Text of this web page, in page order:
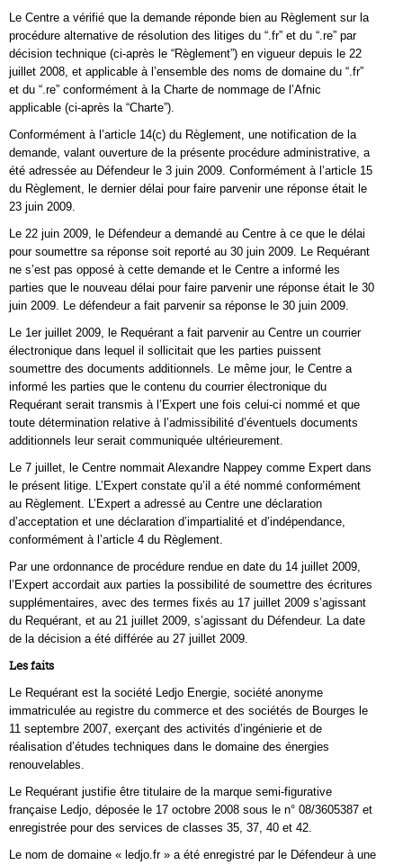
Le Centre a vérifié que la demande réponde bien au Règlement sur la
procédure alternative de résolution des litiges du “.fr” et du “.re” par
décision technique (ci-après le “Règlement”) en vigueur depuis le 22
juillet 2008, et applicable à l’ensemble des noms de domaine du “.fr”
et du “.re” conformément à la Charte de nommage de l’Afnic
applicable (ci-après la “Charte”).
Conformément à l’article 14(c) du Règlement, une notification de la
demande, valant ouverture de la présente procédure administrative, a
été adressée au Défendeur le 3 juin 2009. Conformément à l’article 15
du Règlement, le dernier délai pour faire parvenir une réponse était le
23 juin 2009.
Le 22 juin 2009, le Défendeur a demandé au Centre à ce que le délai
pour soumettre sa réponse soit reporté au 30 juin 2009. Le Requérant
ne s’est pas opposé à cette demande et le Centre a informé les
parties que le nouveau délai pour faire parvenir une réponse était le 30
juin 2009. Le défendeur a fait parvenir sa réponse le 30 juin 2009.
Le 1er juillet 2009, le Requérant a fait parvenir au Centre un courrier
électronique dans lequel il sollicitait que les parties puissent
soumettre des documents additionnels. Le même jour, le Centre a
informé les parties que le contenu du courrier électronique du
Requérant serait transmis à l’Expert une fois celui-ci nommé et que
toute détermination relative à l’admissibilité d’éventuels documents
additionnels leur serait communiquée ultérieurement.
Le 7 juillet, le Centre nommait Alexandre Nappey comme Expert dans
le présent litige. L’Expert constate qu’il a été nommé conformément
au Règlement. L’Expert a adressé au Centre une déclaration
d’acceptation et une déclaration d’impartialité et d’indépendance,
conformément à l’article 4 du Règlement.
Par une ordonnance de procédure rendue en date du 14 juillet 2009,
l’Expert accordait aux parties la possibilité de soumettre des écritures
supplémentaires, avec des termes fixés au 17 juillet 2009 s’agissant
du Requérant, et au 21 juillet 2009, s’agissant du Défendeur. La date
de la décision a été différée au 27 juillet 2009.
Les faits
Le Requérant est la société Ledjo Energie, société anonyme
immatriculée au registre du commerce et des sociétés de Bourges le
11 septembre 2007, exerçant des activités d’ingénierie et de
réalisation d’études techniques dans le domaine des énergies
renouvelables.
Le Requérant justifie être titulaire de la marque semi-figurative
française Ledjo, déposée le 17 octobre 2008 sous le n° 08/3605387 et
enregistrée pour des services de classes 35, 37, 40 et 42.
Le nom de domaine « ledjo.fr » a été enregistré par le Défendeur à une